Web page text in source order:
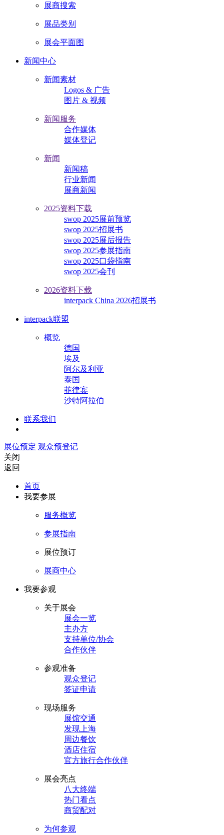
展商搜索
展品类别
展会平面图
新闻中心
新闻素材
Logos & 广告
图片 & 视频
新闻服务
合作媒体
媒体登记
新闻
新闻稿
行业新闻
展商新闻
2025资料下载
swop 2025展前预览
swop 2025招展书
swop 2025展后报告
swop 2025参展指南
swop 2025口袋指南
swop 2025会刊
2026资料下载
interpack China 2026招展书
interpack联盟
概览
德国
埃及
阿尔及利亚
泰国
菲律宾
沙特阿拉伯
联系我们
展位预定 观众预登记
关闭
返回
首页
我要参展
服务概览
参展指南
展位预订
展商中心
我要参观
关于展会
展会一览
主办方
支持单位/协会
合作伙伴
参观准备
观众登记
签证申请
现场服务
展馆交通
发现上海
周边餐饮
酒店住宿
官方旅行合作伙伴
展会亮点
八大终端
热门看点
商贸配对
为何参观